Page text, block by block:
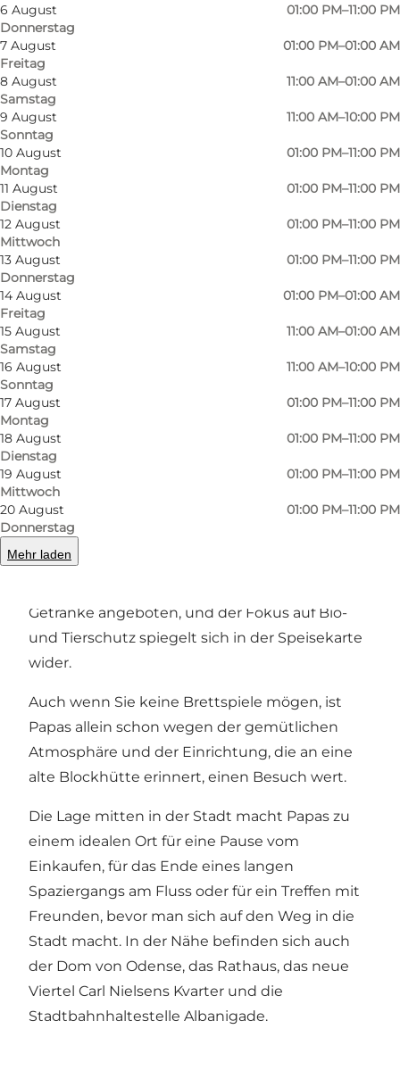
6 August
Donnerstag
01:00 PM–11:00 PM
7 August
Freitag
01:00 PM–01:00 AM
8 August
Samstag
11:00 AM–01:00 AM
9 August
Sonntag
11:00 AM–10:00 PM
10 August
Montag
01:00 PM–11:00 PM
11 August
Dienstag
01:00 PM–11:00 PM
12 August
Mittwoch
01:00 PM–11:00 PM
13 August
Donnerstag
01:00 PM–11:00 PM
14 August
Freitag
01:00 PM–01:00 AM
15 August
Samstag
11:00 AM–01:00 AM
16 August
Sonntag
11:00 AM–10:00 PM
17 August
Montag
01:00 PM–11:00 PM
18 August
Dienstag
01:00 PM–11:00 PM
19 August
Mittwoch
01:00 PM–11:00 PM
20 August
Donnerstag
01:00 PM–11:00 PM
Mehr laden
Papas Papbar in der Skt. Knuds Kirkestræde ist
in erster Linie ein Brettspiel-Café. Hier können
Sie die guten alten Klassiker spielen, die Sie aus
Ihrer Kindheit kennen, aber Sie können auch
Zugang zu den neuesten Spielen des Genres
erwerben, wenn Sie mit Freunden oder der
Familie unterwegs sind. Für nur 25 DKK haben
Sie den ganzen Tag lang Zugang zu allen
Spielen. Sollten Sie Probleme mit den Spielen
oder der Auslegung der Regeln haben, steht
Ihnen in der Regel ein Brettspiel-Guru zur
Seite.
Aber Papas bietet mehr als das. Sowohl die
heiße Schokolade als auch der Kaffee werden
von den Kunden sehr gelobt, und auch die
Auswahl an Bierspezialitäten ist nicht schlecht.
Wie es sich für ein Café gehört, werden kleine
Getränke angeboten, und der Fokus auf Bio-
und Tierschutz spiegelt sich in der Speisekarte
wider.
Auch wenn Sie keine Brettspiele mögen, ist
Papas allein schon wegen der gemütlichen
Atmosphäre und der Einrichtung, die an eine
alte Blockhütte erinnert, einen Besuch wert.
Die Lage mitten in der Stadt macht Papas zu
einem idealen Ort für eine Pause vom
Einkaufen, für das Ende eines langen
Spaziergangs am Fluss oder für ein Treffen mit
Freunden, bevor man sich auf den Weg in die
Stadt macht. In der Nähe befinden sich auch
der Dom von Odense, das Rathaus, das neue
Viertel Carl Nielsens Kvarter und die
Stadtbahnhaltestelle Albanigade.